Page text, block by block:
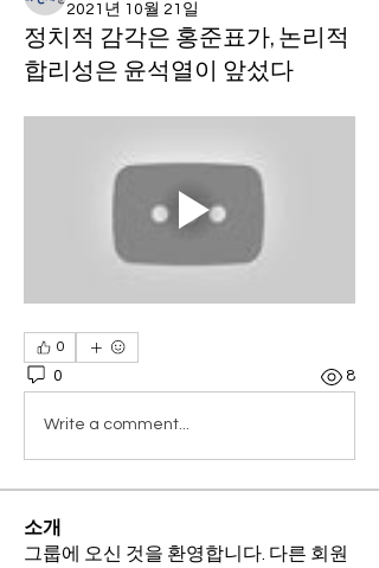
2021년 10월 21일
정치적 감각은 홍준표가, 논리적
합리성은 윤석열이 앞섰다
0
0 8
Write a comment...
소개
그룹에 오신 것을 환영합니다. 다른 회원